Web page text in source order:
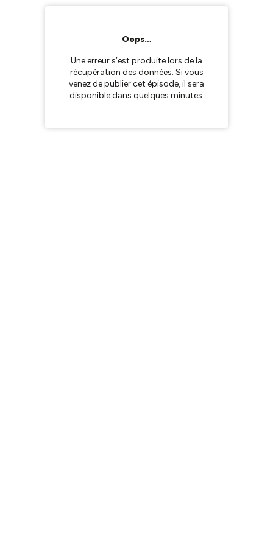
Oops…
Une erreur s’est produite lors de la
récupération des données. Si vous
venez de publier cet épisode, il sera
disponible dans quelques minutes.